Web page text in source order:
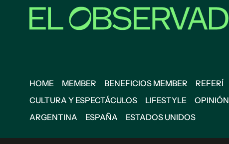
HOME MEMBER BENEFICIOS MEMBER REFERÍ
CULTURA Y ESPECTÁCULOS
LIFESTYLE OPINIÓN
ARGENTINA
ESPAÑA ESTADOS UNIDOS